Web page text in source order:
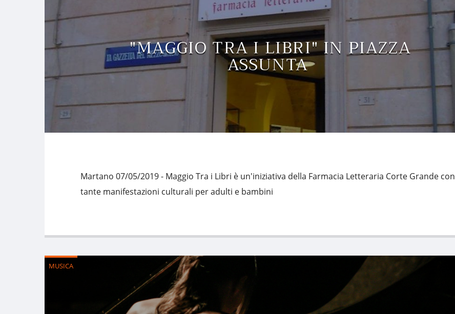
"MAGGIO TRA I LIBRI" IN PIAZZA
ASSUNTA
Martano 07/05/2019 - Maggio Tra i Libri è un'iniziativa della Farmacia Letteraria Corte Grande con
tante manifestazioni culturali per adulti e bambini
MUSICA